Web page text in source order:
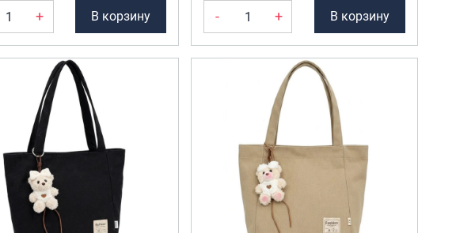
+ В корзину - + В корзину